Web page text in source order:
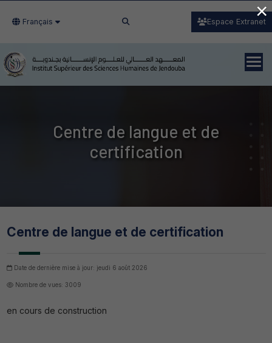
Français Espace Extranet
Centre de langue et de
certification
Centre de langue et de certification
Date de dernière mise à jour: jeudi 6 août 2026
Nombre de vues: 3009
en cours de construction
×